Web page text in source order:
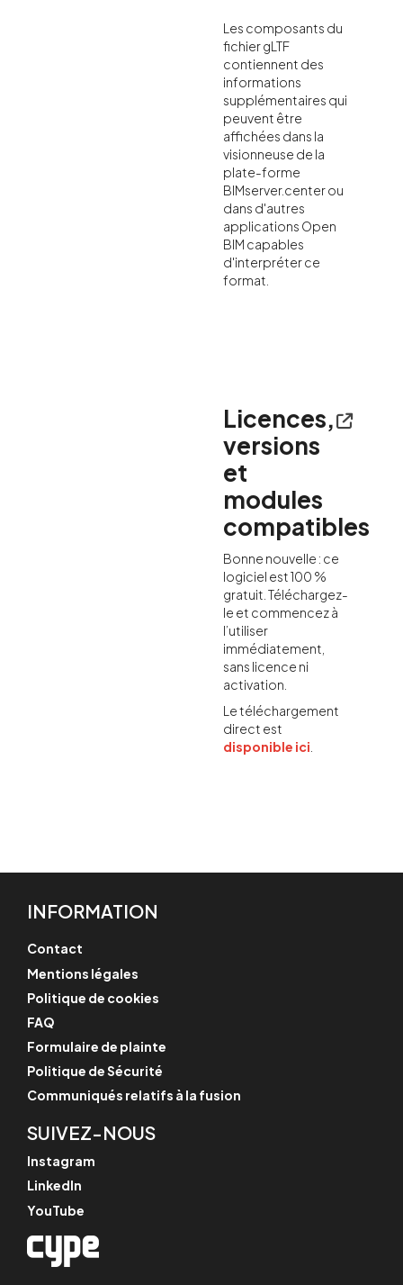
Les composants du
fichier gLTF
contiennent des
informations
supplémentaires qui
peuvent être
affichées dans la
visionneuse de la
plate-forme
BIMserver.center ou
dans d'autres
applications Open
BIM capables
d'interpréter ce
format.
Licences,
versions
et
modules
compatibles
Bonne nouvelle : ce
logiciel est 100 %
gratuit. Téléchargez-
le et commencez à
l’utiliser
immédiatement,
sans licence ni
activation.
Le téléchargement
direct est
disponible ici
INFORMATION
Contact
Mentions légales
Politique de cookies
FAQ
Formulaire de plainte
Politique de Sécurité
Communiqués relatifs à la fusion
SUIVEZ-NOUS
Instagram
LinkedIn
YouTube